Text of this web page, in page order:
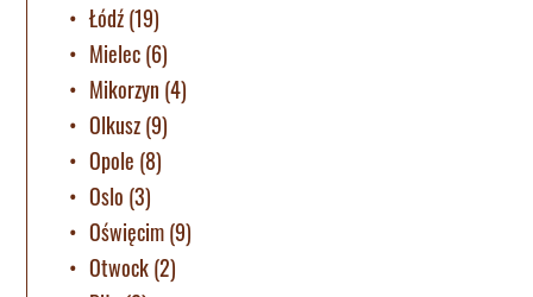
Łódź(19)
Mielec(6)
Mikorzyn (4)
Olkusz(9)
Opole (8)
Oslo (3)
Oświęcim(9)
Otwock(2)